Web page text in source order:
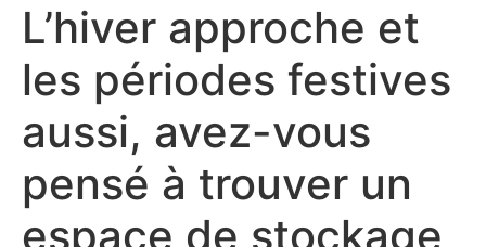
L’hiver approche et
les périodes festives
aussi, avez-vous
pensé à trouver un
espace de stockage